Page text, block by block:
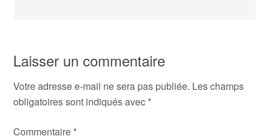
Laisser un commentaire
Votre adresse e-mail ne sera pas publiée. Les champs
obligatoires sont indiqués avec *
Commentaire *